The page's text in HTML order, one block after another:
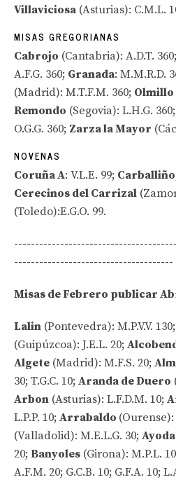
Villaviciosa (Asturias): C.M.L.
MISAS GREGORIANAS
Cabrojo (Cantabria): A.D.T. 360;
A.F.G. 360; Granada: M.M.R.D.
(Madrid): M.T.F.M. 360; Olmillo
Remondo (Segovia): L.H.G. 360;
O.G.G. 360; Zarza la Mayor
NOVENAS
Coruña A: V.L.E. 99;
Cerecinos del Carrizal
(Toledo):E.G.O. 99.
--------------------------------------
Misas de Febrero publicar
Lalin (Pontevedra): M.P.V.V. 130;
(Guipúzcoa): J.E.L. 20;
Algete (Madrid): M.F.S. 20;
30; T.G.C. 10; Aranda de Duero
Arbon (Asturias): L.F.D.M. 10;
L.P.P. 10; Arrabaldo (Ourense):
(Valladolid): M.E.L.G. 30;
20; Banyoles (Girona): M.P.L.
A.F.M. 20; G.C.B. 10; G.F.A. 10;